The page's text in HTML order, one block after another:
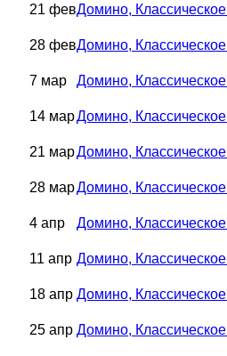
21 февДомино, Классическое
28 февДомино, Классическое
7 мар Домино, Классическое
14 марДомино, Классическое
21 марДомино, Классическое
28 марДомино, Классическое
4 апр Домино, Классическое
11 апр Домино, Классическое
18 апр Домино, Классическое
25 апр Домино, Классическое